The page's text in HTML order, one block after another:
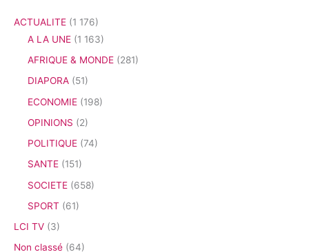
ACTUALITE (1 176)
A LA UNE (1 163)
AFRIQUE & MONDE (281)
DIAPORA (51)
ECONOMIE (198)
OPINIONS (2)
POLITIQUE (74)
SANTE (151)
SOCIETE (658)
SPORT (61)
LCI TV (3)
Non classé (64)